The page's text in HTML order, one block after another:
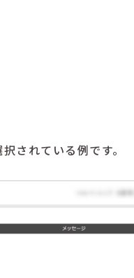
れている例です。